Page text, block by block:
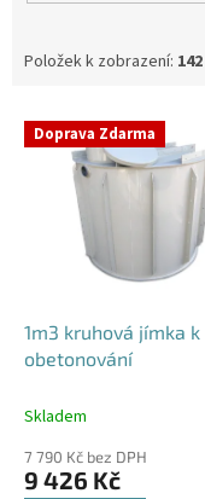
Položek k zobrazení: 142
V Doprava Zdarma
1m3 kruhová jímka k
obetonování
Skladem
7 790 Kč bez DPH
9 426 Kč